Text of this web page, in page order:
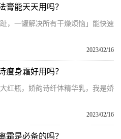
膏能天天用吗？
，一罐解决所有干燥烦恼」能快速
2023/02/16
瘦身霜好用吗？
红瓶，娇韵诗纤体精华乳，我是娇
2023/02/16
霜是必备的吗？